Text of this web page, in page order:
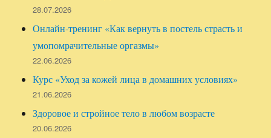
28.07.2026
Онлайн-тренинг «Как вернуть в постель страсть и
умопомрачительные оргазмы»
22.06.2026
Курс «Уход за кожей лица в домашних условиях»
21.06.2026
Здоровое и стройное тело в любом возрасте
20.06.2026